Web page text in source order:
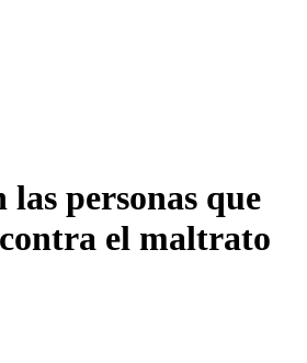
personas que
el maltrato